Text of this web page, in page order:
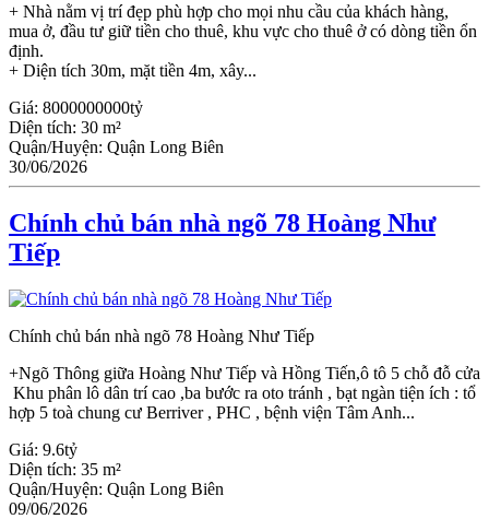
+ Nhà nằm vị trí đẹp phù hợp cho mọi nhu cầu của khách hàng,
mua ở, đầu tư giữ tiền cho thuê, khu vực cho thuê ở có dòng tiền ổn
định.
+ Diện tích 30m, mặt tiền 4m, xây...
Giá: 8000000000tỷ
Diện tích: 30 m²
Quận/Huyện: Quận Long Biên
30/06/2026
Chính chủ bán nhà ngõ 78 Hoàng Như
Tiếp
Chính chủ bán nhà ngõ 78 Hoàng Như Tiếp
+Ngõ Thông giữa Hoàng Như Tiếp và Hồng Tiến,ô tô 5 chỗ đỗ cửa
Khu phân lô dân trí cao ,ba bước ra oto tránh , bạt ngàn tiện ích : tổ
hợp 5 toà chung cư Berriver , PHC , bệnh viện Tâm Anh...
Giá: 9.6tỷ
Diện tích: 35 m²
Quận/Huyện: Quận Long Biên
09/06/2026